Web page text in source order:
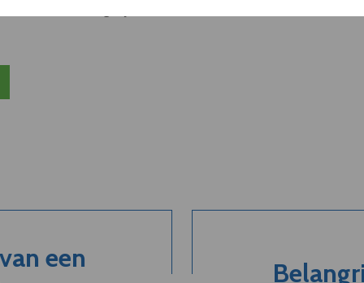
worden mogelijk relevant?
een